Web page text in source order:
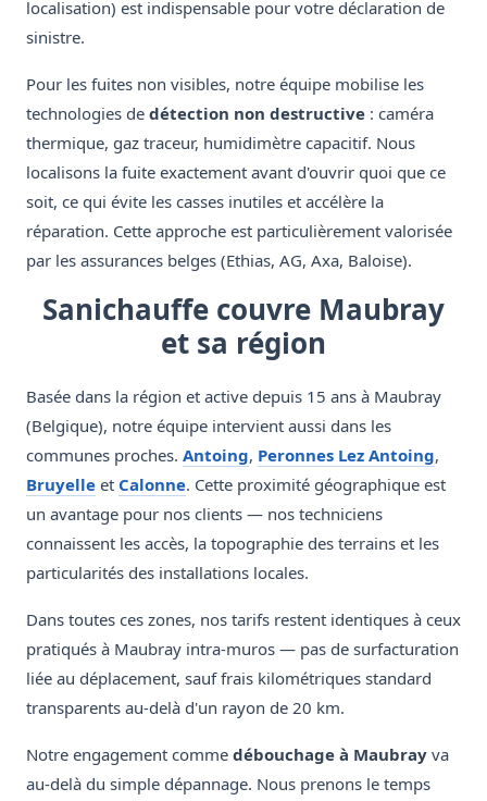
localisation) est indispensable pour votre déclaration de
sinistre.
Pour les fuites non visibles, notre équipe mobilise les
technologies de détection non destructive : caméra
thermique, gaz traceur, humidimètre capacitif. Nous
localisons la fuite exactement avant d'ouvrir quoi que ce
soit, ce qui évite les casses inutiles et accélère la
réparation. Cette approche est particulièrement valorisée
par les assurances belges (Ethias, AG, Axa, Baloise).
Sanichauffe couvre Maubray
et sa région
Basée dans la région et active depuis 15 ans à Maubray
(Belgique), notre équipe intervient aussi dans les
communes proches. Antoing, Peronnes Lez Antoing,
Bruyelle et Calonne. Cette proximité géographique est
un avantage pour nos clients — nos techniciens
connaissent les accès, la topographie des terrains et les
particularités des installations locales.
Dans toutes ces zones, nos tarifs restent identiques à ceux
pratiqués à Maubray intra-muros — pas de surfacturation
liée au déplacement, sauf frais kilométriques standard
transparents au-delà d'un rayon de 20 km.
Notre engagement comme débouchage à Maubray va
au-delà du simple dépannage. Nous prenons le temps